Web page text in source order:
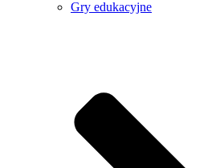
Gry edukacyjne